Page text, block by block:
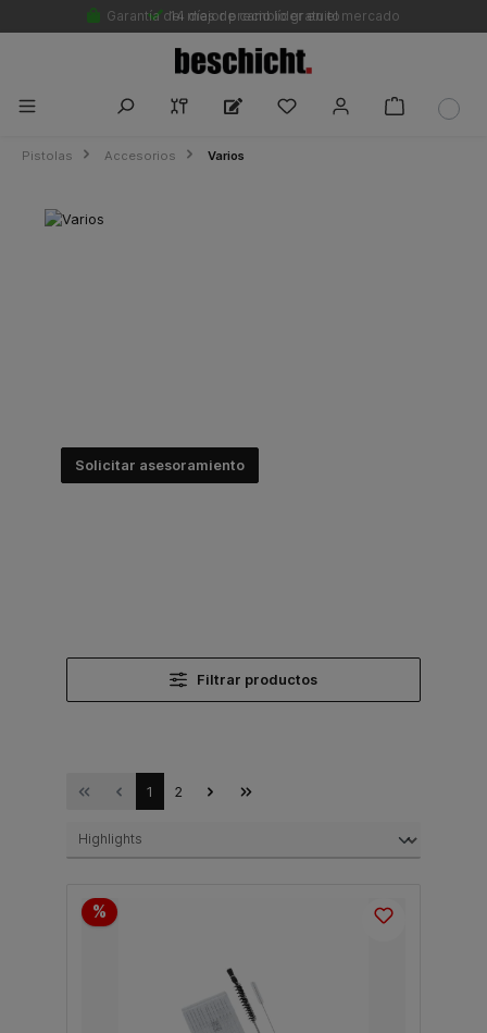
14 días de cambio gratuito
Garantía del mejor precio líder en el mercado
Pistolas Accesorios Varios
Solicitar asesoramiento
Filtrar productos
1 2
%